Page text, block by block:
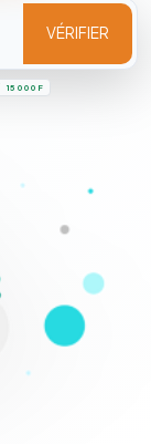
VÉRIFIER
15 000 F